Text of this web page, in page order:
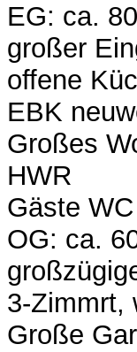
EG: ca.
großer
offene
EBK
Großes
HWR
Gäste WC
OG: ca.
3-Zimmrt,
Große